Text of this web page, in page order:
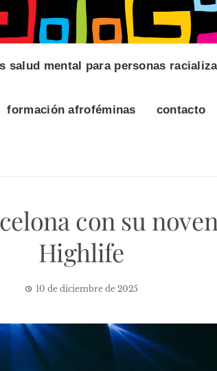
salud mental para personas
formación afroféminas contacto
con su
Highlife
10 de diciembre de 2025